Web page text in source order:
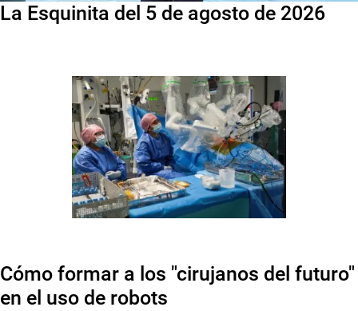
La Esquinita del 5 de agosto de 2026
Cómo formar a los "cirujanos del futuro"
en el uso de robots